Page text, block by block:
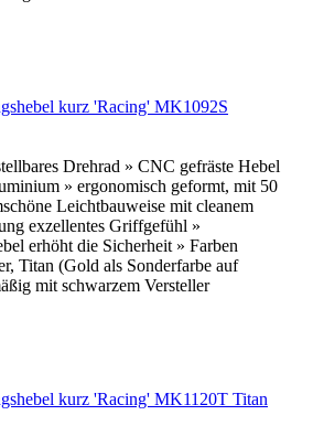
kurz 'Racing' MK1092S
Drehrad » CNC gefräste Hebel
» ergonomisch geformt, mit 50
Leichtbauweise mit cleanem
exzellentes Griffgefühl »
erhöht die Sicherheit » Farben
Titan (Gold als Sonderfarbe auf
mit schwarzem Versteller
kurz 'Racing' MK1120T Titan